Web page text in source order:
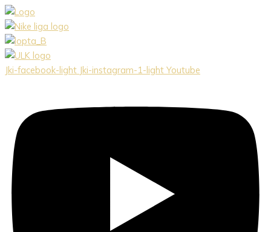
Preskočiť
na
obsah
Jki-facebook-light Jki-instagram-1-light Youtube